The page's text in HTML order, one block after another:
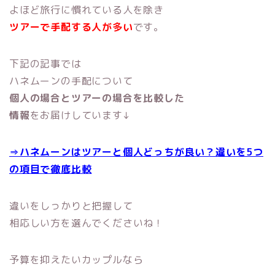
よほど旅行に慣れている人を除き
ツアーで手配する人が多いです。
下記の記事では
ハネムーンの手配について
個人の場合とツアーの場合を比較した
情報をお届けしています↓
⇒ハネムーンはツアーと個人どっちが良い？違いを5つ
の項目で徹底比較
違いをしっかりと把握して
相応しい方を選んでくださいね！
予算を抑えたいカップルなら